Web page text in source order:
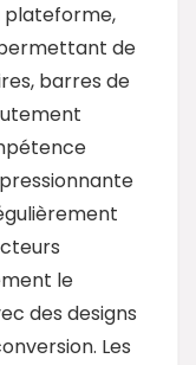
de
barres de
le
des designs
Les